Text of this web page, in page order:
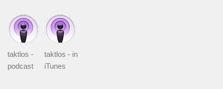
taktlos -
podcast
taktlos - in
iTunes